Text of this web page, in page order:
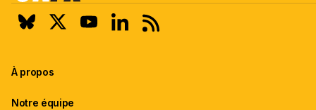
À propos
Notre équipe